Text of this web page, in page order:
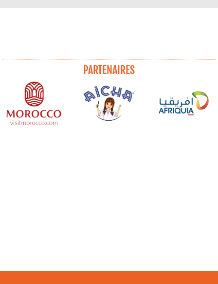
PARTENAIRES